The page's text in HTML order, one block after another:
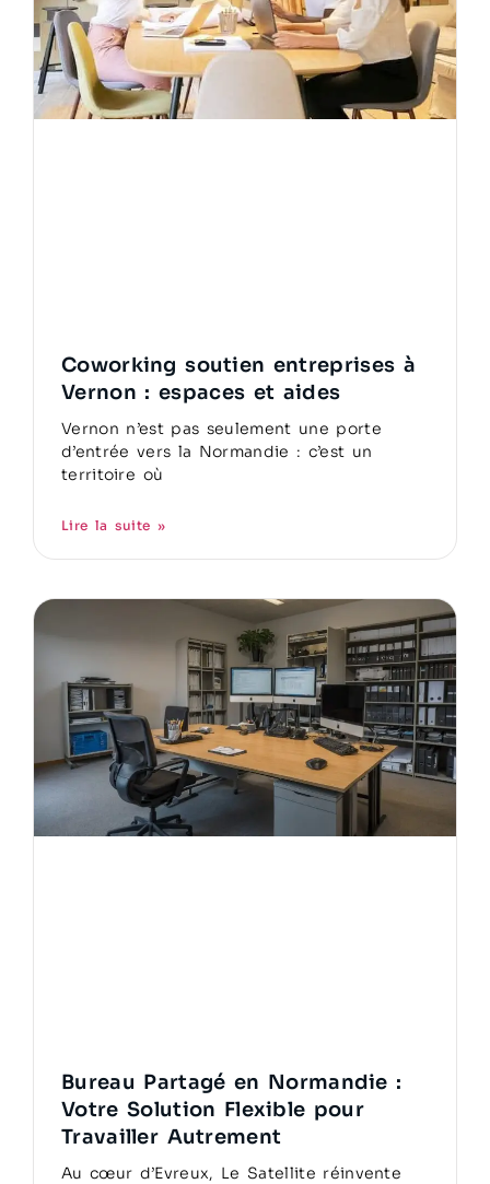
Coworking soutien entreprises à
Vernon : espaces et aides
Vernon n’est pas seulement une porte
d’entrée vers la Normandie : c’est un
territoire où
Lire la suite »
Bureau Partagé en Normandie :
Votre Solution Flexible pour
Travailler Autrement
Au cœur d’Evreux, Le Satellite réinvente